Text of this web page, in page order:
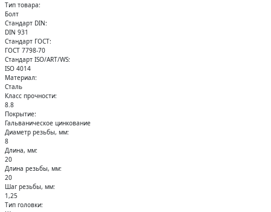
Тип товара:
Болт
Стандарт DIN:
DIN 931
Стандарт ГОСТ:
ГОСТ 7798-70
Стандарт ISO/ART/WS:
ISO 4014
Материал:
Сталь
Класс прочности:
8.8
Покрытие:
Гальваническое цинкование
Диаметр резьбы, мм:
8
Длина, мм:
20
Длина резьбы, мм:
20
Шаг резьбы, мм:
1,25
Тип головки: